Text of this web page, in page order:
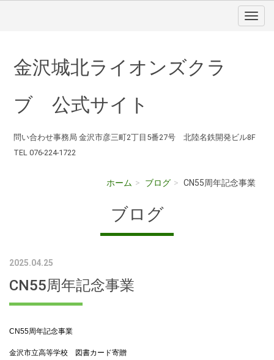
金沢城北ライオンズクラ
ブ 公式サイト
問い合わせ事務局 金沢市彦三町2丁目5番27号 北陸名鉄開発ビル8F
TEL 076-224-1722
ホーム ブログ CN55周年記念事業
ブログ
2025.04.25
CN55周年記念事業
CN55周年記念事業
金沢市立高等学校 図書カード寄贈